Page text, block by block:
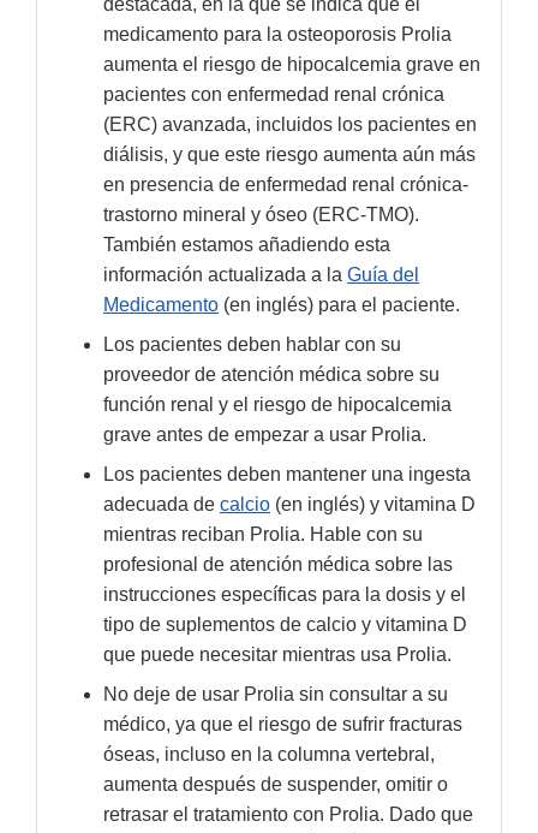
destacada, en la que se indica que el
medicamento para la osteoporosis Prolia
aumenta el riesgo de hipocalcemia grave en
pacientes con enfermedad renal crónica
(ERC) avanzada, incluidos los pacientes en
diálisis, y que este riesgo aumenta aún más
en presencia de enfermedad renal crónica-
trastorno mineral y óseo (ERC-TMO).
También estamos añadiendo esta
información actualizada a la Guía del
Medicamento (en inglés) para el paciente.
Los pacientes deben hablar con su
proveedor de atención médica sobre su
función renal y el riesgo de hipocalcemia
grave antes de empezar a usar Prolia.
Los pacientes deben mantener una ingesta
adecuada de calcio (en inglés) y vitamina D
mientras reciban Prolia. Hable con su
profesional de atención médica sobre las
instrucciones específicas para la dosis y el
tipo de suplementos de calcio y vitamina D
que puede necesitar mientras usa Prolia.
No deje de usar Prolia sin consultar a su
médico, ya que el riesgo de sufrir fracturas
óseas, incluso en la columna vertebral,
aumenta después de suspender, omitir o
retrasar el tratamiento con Prolia. Dado que